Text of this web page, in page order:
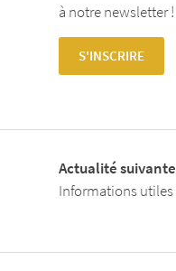
à notre newsletter !
S'INSCRIRE
Actualité suivante
Informations utiles